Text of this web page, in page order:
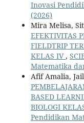
Inovasi
(2026)
Mira Melisa,
EFEKTIVITAS
FIELDTRIP
KELAS IV,
Matematika
Afif Amalia,
BASED
BIOLOGI
Pendidikan